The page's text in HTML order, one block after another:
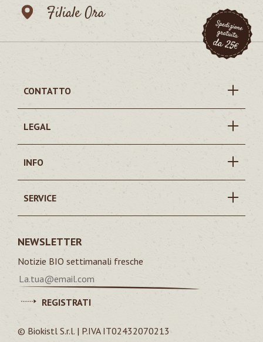
Filiale Ora
CONTATTO
LEGAL
INFO
SERVICE
NEWSLETTER
Notizie BIO settimanali fresche
REGISTRATI
© Biokistl S.r.l. | P.IVA IT02432070213